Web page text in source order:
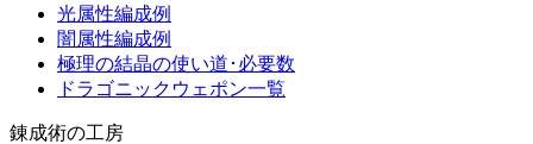
光属性編成例
闇属性編成例
極理の結晶の使い道･必要数
ドラゴニックウェポン一覧
錬成術の工房